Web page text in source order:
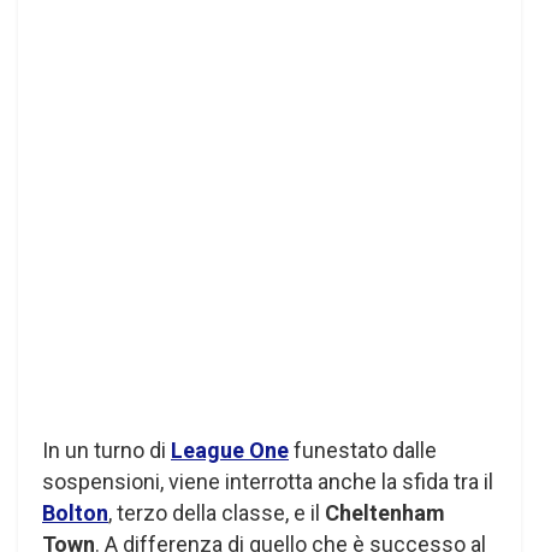
In un turno di League Onefunestato dalle
sospensioni, viene interrotta anche la sfida tra il
Bolton, terzo della classe, e il Cheltenham
Town. A differenza di quello che è successo al